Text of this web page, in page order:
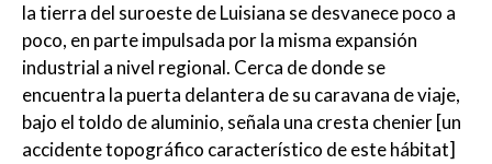
la tierra del suroeste de Luisiana se desvanece poco a
poco, en parte impulsada por la misma expansión
industrial a nivel regional. Cerca de donde se
encuentra la puerta delantera de su caravana de viaje,
bajo el toldo de aluminio, señala una cresta chenier [un
accidente topográfico característico de este hábitat]